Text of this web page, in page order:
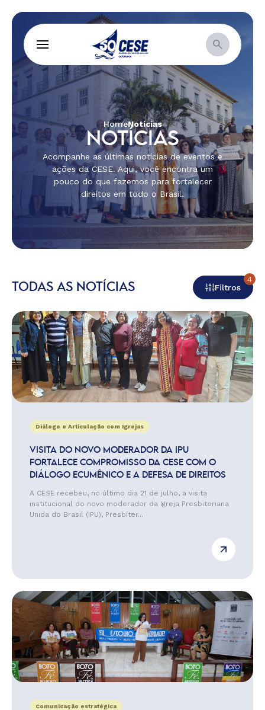
HomeNotícias
NOTÍCIAS
Acompanhe as últimas notícias de eventos e
ações da CESE. Aqui, você encontra um
pouco do que fazemos para fortalecer
direitos em todo o Brasil.
TODAS AS NOTÍCIAS Filtros
4
Diálogo e Articulação com Igrejas
VISITA DO NOVO MODERADOR DA IPU
FORTALECE COMPROMISSO DA CESE COM O
DIÁLOGO ECUMÊNICO E A DEFESA DE DIREITOS
A CESE recebeu, no último dia 21 de julho, a visita
institucional do novo moderador da Igreja Presbiteriana
Unida do Brasil (IPU), Presbíter...
Comunicação estratégica